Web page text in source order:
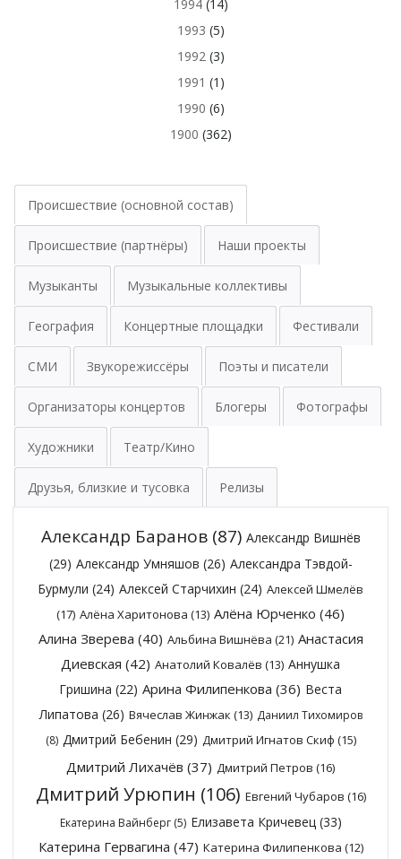
1994(14)
1993 (5)
1992 (3)
1991 (1)
1990 (6)
1900 (362)
Происшествие (основной состав)
Происшествие (партнёры) Наши проекты
Музыканты Музыкальные коллективы
География Концертные площадки Фестивали
СМИ Звукорежиссёры Поэты и писатели
Организаторы концертов Блогеры Фотографы
Художники Театр/Кино
Друзья, близкие и тусовка Релизы
Александр Баранов(87) Александр Вишнёв
(29) Александр Умняшов (26) Александра Тэвдой-
Бурмули (24) Алексей Старчихин (24) Алексей Шмелёв
(17) Алёна Харитонова (13) Алёна Юрченко (46)
Алина Зверева (40) Альбина Вишнёва (21) Анастасия
Диевская (42) Анатолий Ковалёв (13) Аннушка
Гришина (22) Арина Филипенкова (36) Веста
Липатова (26) Вячеслав Жинжак (13) Даниил Тихомиров
(8) Дмитрий Бебенин (29) Дмитрий Игнатов Скиф (15)
Дмитрий Лихачёв (37) Дмитрий Петров (16)
Дмитрий Урюпин (106) Евгений Чубаров (16)
Екатерина Вайнберг(5) Елизавета Кричевец (33)
Катерина Гервагина (47) Катерина Филипенкова (12)